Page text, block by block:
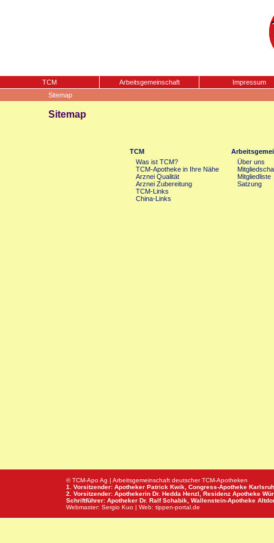
TCM Arbeitsgemeinschaft
Impressum
Sitemap
Sitemap
TCM
Was ist TCM?
TCM-Apotheke in Ihre Nähe
Arznei Qualität
Arznei Zubereitung
TCM-Links
China-Links
Über uns
Mitgliedliste
Satzung
© TCM-Apo Ag | Arbeitsgemeinschaft deutscher TCM-Apotheken
1. Vorsitzender: Apotheker Patrick Kwik, Congress-Apotheke
2. Vorsitzender: Apothekerin Dr. Hedda Henzl, Residenz Apotheke
Schriftführer: Apotheker Dr. Ralf Schabik, Wallenstein-Apotheke
Webmaster: Sergio Kuo | Web: tippen-portal.de